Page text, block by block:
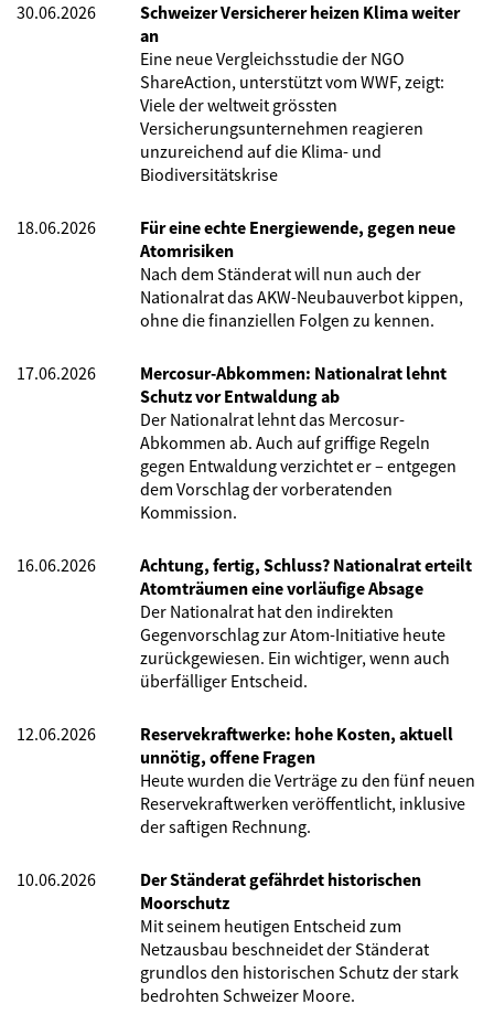
30.06.2026
Schweizer Versicherer heizen Klima weiter
an
Eine neue Vergleichsstudie der NGO
ShareAction, unterstützt vom WWF, zeigt:
Viele der weltweit grössten
Versicherungsunternehmen reagieren
unzureichend auf die Klima- und
Biodiversitätskrise
18.06.2026
Für eine echte Energiewende, gegen neue
Atomrisiken
Nach dem Ständerat will nun auch der
Nationalrat das AKW-Neubauverbot kippen,
ohne die finanziellen Folgen zu kennen.
17.06.2026
Mercosur-Abkommen: Nationalrat lehnt
Schutz vor Entwaldung ab
Der Nationalrat lehnt das Mercosur-
Abkommen ab. Auch auf griffige Regeln
gegen Entwaldung verzichtet er – entgegen
dem Vorschlag der vorberatenden
Kommission.
16.06.2026
Achtung, fertig, Schluss? Nationalrat erteilt
Atomträumen eine vorläufige Absage
Der Nationalrat hat den indirekten
Gegenvorschlag zur Atom-Initiative heute
zurückgewiesen. Ein wichtiger, wenn auch
überfälliger Entscheid.
12.06.2026
Reservekraftwerke: hohe Kosten, aktuell
unnötig, offene Fragen
Heute wurden die Verträge zu den fünf neuen
Reservekraftwerken veröffentlicht, inklusive
der saftigen Rechnung.
10.06.2026
Der Ständerat gefährdet historischen
Moorschutz
Mit seinem heutigen Entscheid zum
Netzausbau beschneidet der Ständerat
grundlos den historischen Schutz der stark
bedrohten Schweizer Moore.